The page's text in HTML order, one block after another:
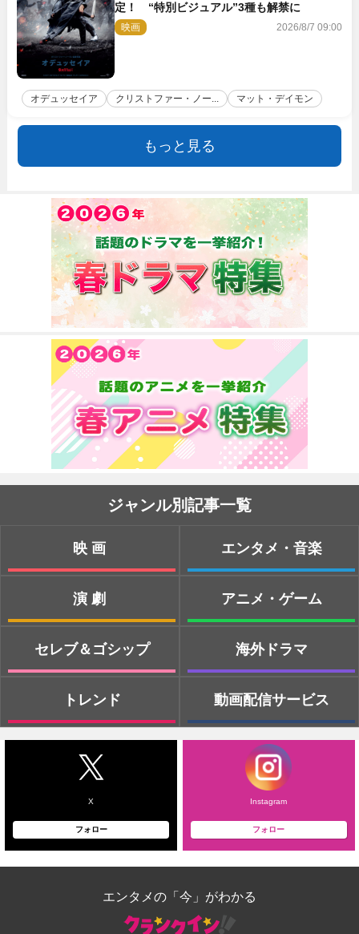
定！ “特別ビジュアル”3種も解禁に
映画 2026/8/7 09:00
オデュッセイア クリストファー・ノー... マット・デイモン
もっと見る
ジャンル別記事一覧
映画
演劇
セレブ＆ゴシップ
トレンド
エンタメ・音楽
アニメ・ゲーム
海外ドラマ
動画配信サービス
X
フォロー
Instagram
フォロー
エンタメの「今」がわかる